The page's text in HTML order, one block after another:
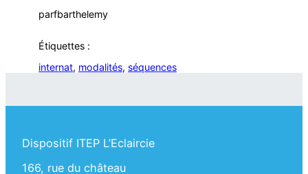
parfbarthelemy
Étiquettes :
internat, modalités, séquences
Dispositif ITEP L’Eclaircie
166, rue du château